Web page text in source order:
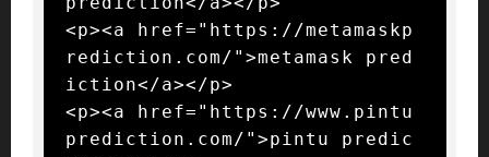
<p><a href="https://metamaskp
rediction.com/">metamask pred
iction</a></p>
<p><a href="https://www.pintu
prediction.com/">pintu predic